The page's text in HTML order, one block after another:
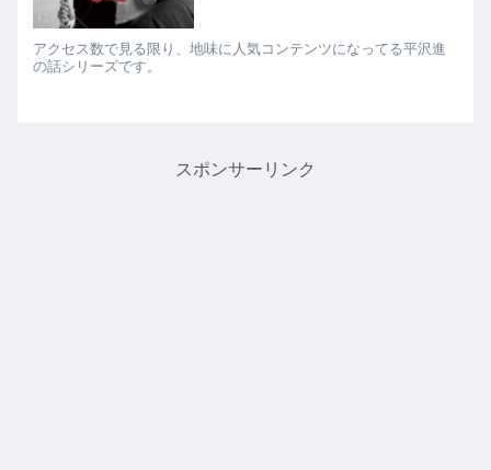
アクセス数で見る限り、地味に人気コンテンツになってる平沢進
の話シリーズです。
スポンサーリンク